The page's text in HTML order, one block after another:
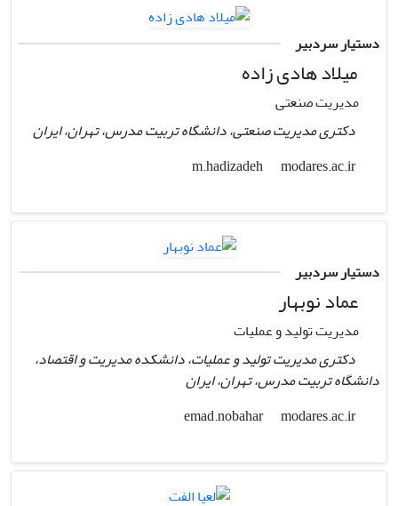
دستیار سردبیر
میلاد هادی زاده
مدیریت صنعتی
دکتری مدیریت صنعتی، دانشگاه تربیت مدرس، تهران، ایران
m.hadizadeh
modares.ac.ir
دستیار سردبیر
عماد نوبهار
مدیریت تولید و عملیات
دکتری مدیریت تولید و عملیات، دانشکده مدیریت و اقتصاد،
دانشگاه تربیت مدرس، تهران، ایران
emad.nobahar
modares.ac.ir